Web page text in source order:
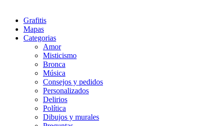
Grafitis
Mapas
Categorias
Amor
Misticismo
Bronca
Música
Consejos y pedidos
Personalizados
Delirios
Política
Dibujos y murales